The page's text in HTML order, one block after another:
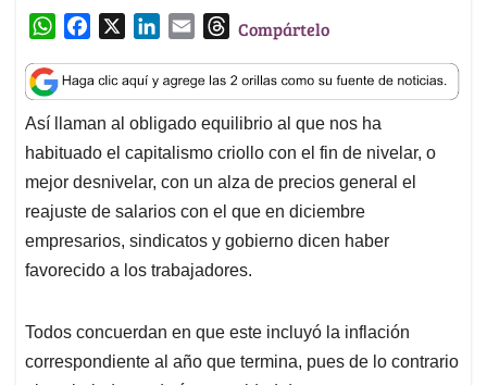
W
a
t
s
A
p
p
c
e
b
o
o
k
n
k
e
d
I
n
a
i
l
T
r
e
a
d
s
Compártelo
Así llaman al obligado equilibrio al que nos ha
habituado el capitalismo criollo con el fin de nivelar, o
mejor desnivelar, con un alza de precios general el
reajuste de salarios con el que en diciembre
empresarios, sindicatos y gobierno dicen haber
favorecido a los trabajadores.
Todos concuerdan en que este incluyó la inflación
correspondiente al año que termina, pues de lo contrario